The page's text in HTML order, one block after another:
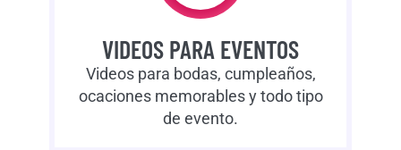
VIDEOS PARA EVENTOS
Videos para bodas, cumpleaños,
ocaciones memorables y todo tipo
de evento.